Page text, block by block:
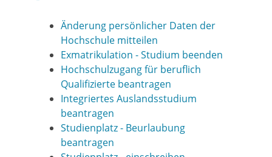
Änderung persönlicher Daten der
Hochschule mitteilen
Exmatrikulation - Studium beenden
Hochschulzugang für beruflich
Qualifizierte beantragen
Integriertes Auslandsstudium
beantragen
Studienplatz - Beurlaubung
beantragen